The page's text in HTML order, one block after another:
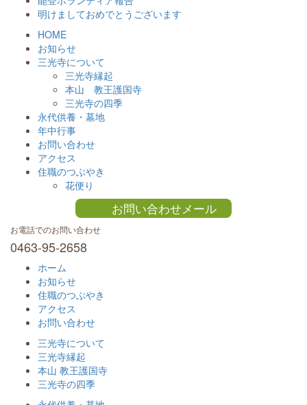
明けましておめでとうございます
HOME
お知らせ
三光寺について
三光寺縁起
本山 教王護国寺
三光寺の四季
永代供養・墓地
年中行事
お問い合わせ
アクセス
住職のつぶやき
花便り
お問い合わせメール
お電話でのお問い合わせ
0463-95-2658
ホーム
お知らせ
住職のつぶやき
アクセス
お問い合わせ
三光寺について
三光寺縁起
本山 教王護国寺
三光寺の四季